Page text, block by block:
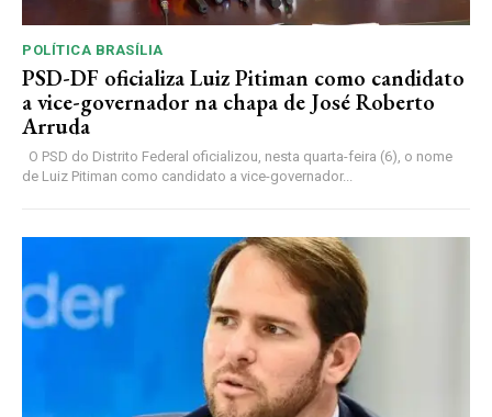
POLÍTICA BRASÍLIA
PSD-DF oficializa Luiz Pitiman como candidato
a vice-governador na chapa de José Roberto
Arruda
de Luiz Pitiman como candidato a vice-governador...